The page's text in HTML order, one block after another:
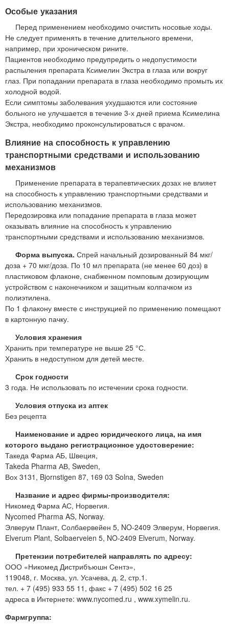
Особые указания
Перед применением необходимо очистить носовые ходы.
Не следует применять в течение длительного времени,
например, при хроническом рините.
Пациентов необходимо предупредить о недопустимости
распыления препарата Ксимелин Экстра в глаза или вокруг
глаз. При попадании препарата в глаза необходимо промыть их
холодной водой.
Если симптомы заболевания ухудшаются или состояние
больного не улучшается в течение 3-х дней приема Ксимелина
Экстра, необходимо проконсультироваться с врачом.
Влияние на способность к управлению
транспортными средствами и использованию
механизмов
Применение препарата в терапевтических дозах не влияет
на способность к управлению транспортными средствами и
использованию механизмов.
Передозировка или попадание препарата в глаза может
оказывать влияние на способность к управлению
транспортными средствами и использованию механизмов.
Форма выпуска. Спрей начальный дозированный 84 мкг/
доза + 70 мкг/доза. По 10 мл препарата (не менее 60 доз) в
пластиковом флаконе, снабженном помповым дозирующим
устройством с наконечником и защитным колпачком из
полиэтилена.
По 1 флакону вместе с инструкцией по применению помещают
в картонную пачку.
Условия хранения
Хранить при температуре не выше 25 °С.
Хранить в недоступном для детей месте.
Срок годности
3 года. Не использовать по истечении срока годности.
Условия отпуска из аптек
Без рецепта
Наименование и адрес юридического лица, на имя
которого выдано регистрационное удостоверение:
Такеда Фарма АБ, Швеция,
Takeda Pharma АВ, Sweden,
Вох 3131, Bjornstigen 87, 169 03 Solna, Sweden
Название и адрес фирмы-производителя:
Никомед Фарма АС, Норвегия.
Nycomed Pharma AS, Norway.
Элверум Плант, Солбаервейен 5, NO-2409 Элверум, Норвегия.
Elverum Plant, Solbaerveien 5, NO-2409 Elverum, Norway.
Претензии потребителей направлять по адресу:
ООО «Никомед Дистрибъюшн Сентэ»,
119048, г. Москва, ул. Усачева, д. 2, стр.1.
тел. + 7 (495) 933 55 11, факс + 7 (495) 502 16 25
адреса в Интернете: www.nycomed.ru , www.xymelin.ru.
Фармгруппа: